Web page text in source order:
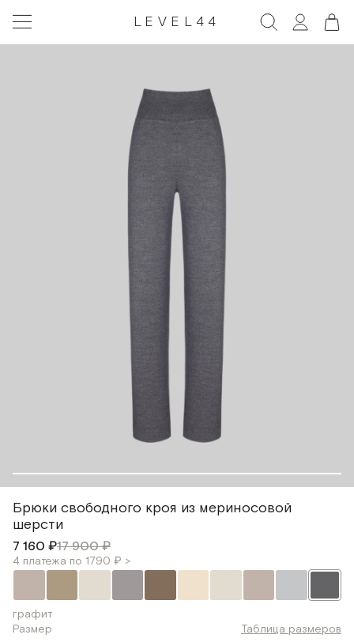
LEVEL44
Брюки свободного кроя из мериносовой
шерсти
7 160 ₽17 900 ₽
4 платежа по 1790 ₽ >
графит
Размер
Таблица размеров